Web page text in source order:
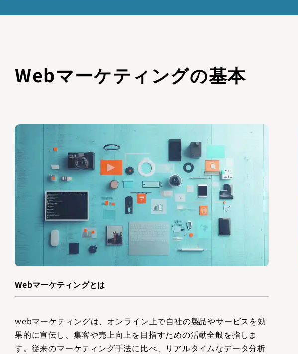
Webマーケティングの基本
Webマーケティングとは
webマーケティングは、オンライン上で自社の製品やサービスを効
果的に宣伝し、集客や売上向上を目指すための活動全般を指しま
す。従来のマーケティング手法に比べ、リアルタイムなデータ分析